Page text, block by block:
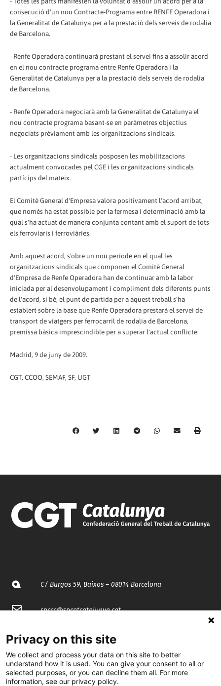
consecució d'un nou Contracte-Programa entre RENFE Operadora i
la Generalitat de Catalunya per a la prestació dels serveis de rodalia
de Barcelona.
- Renfe Operadora continuarà prestant el servei fins a assolir acord
en el nou contracte programa entre Renfe Operadora i la
Generalitat de Catalunya per a la prestació dels serveis de rodalia
de Barcelona.
- Renfe Operadora negociarà amb la Generalitat de Catalunya el
nou contracte programa basant-se en paràmetres objectius
negociats prèviament amb les organitzacions sindicals.
- Les organitzacions sindicals posposen les mobilitzacions
actualment convocades pel CGE i les organitzacions sindicals
partícips del mateix.
El Comitè General d'Empresa valora positivament l'acord arribat,
que només ha estat possible per la fermesa i determinació amb la
qual s'ha actuat de manera conjunta contant amb el suport de tots
els ferroviaris i ferroviàries.
Amb aquest acord, s'obre un nou període en el qual les
organitzacions sindicals que componen el Comitè General
d'Empresa de Renfe Operadora han de continuar amb la labor
iniciada per al desenvolupament i compliment dels diferents punts
de l'acord, si bé, el punt de partida per a aquest treball s'ha
establert sobre la base que Renfe Operadora prestarà el servei de
transport de viatgers per ferrocarril de rodalia de Barcelona,
premissa bàsica imprescindible per a superar l'actual conflicte.
Madrid, 9 de juny de 2009.
CGT, CCOO, SEMAF, SF, UGT
C/ Burgos 59, Baixos – 08014 Barcelona
spccc@spcgtcatalunya.cat
@CGTCatalunya
cgtcatalunya
Privacy on this site
We collect and process your data on this site to better
understand how it is used. You can give your consent to all or
selected purposes, or you can decline them all. For more
information, see our privacy policy.